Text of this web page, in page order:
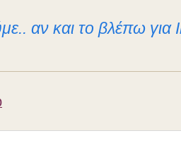
αν και το βλέπω